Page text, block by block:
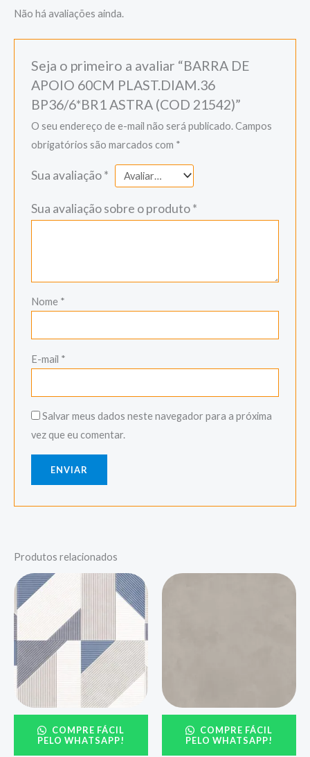
Não há avaliações ainda.
Seja o primeiro a avaliar “BARRA DE
APOIO 60CM PLAST.DIAM.36
BP36/6*BR1 ASTRA (COD 21542)”
O seu endereço de e-mail não será publicado.Campos
obrigatórios são marcados com *
Sua avaliação*
Sua avaliação sobre o produto*
Nome *
E-mail *
Salvar meus dados neste navegador para a próxima
vez que eu comentar.
Produtos relacionados
COMPRE FÁCIL
PELO WHATSAPP!
COMPRE FÁCIL
PELO WHATSAPP!